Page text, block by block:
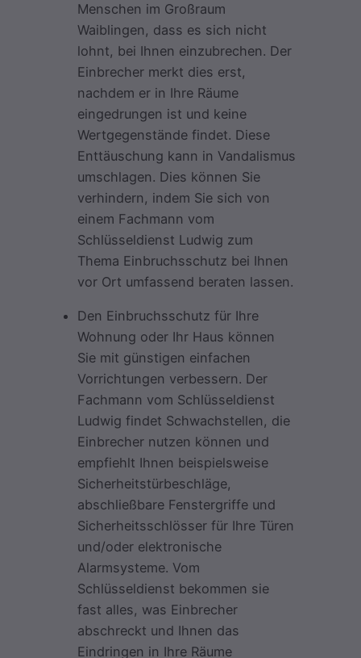
Menschen im Großraum
Waiblingen, dass es sich nicht
lohnt, bei Ihnen einzubrechen. Der
Einbrecher merkt dies erst,
nachdem er in Ihre Räume
eingedrungen ist und keine
Wertgegenstände findet. Diese
Enttäuschung kann in Vandalismus
umschlagen. Dies können Sie
verhindern, indem Sie sich von
einem Fachmann vom
Schlüsseldienst Ludwig zum
Thema Einbruchsschutz bei Ihnen
vor Ort umfassend beraten lassen.
Den Einbruchsschutz für Ihre
Wohnung oder Ihr Haus können
Sie mit günstigen einfachen
Vorrichtungen verbessern. Der
Fachmann vom Schlüsseldienst
Ludwig findet Schwachstellen, die
Einbrecher nutzen können und
empfiehlt Ihnen beispielsweise
Sicherheitstürbeschläge,
abschließbare Fenstergriffe und
Sicherheitsschlösser für Ihre Türen
und/oder elektronische
Alarmsysteme. Vom
Schlüsseldienst bekommen sie
fast alles, was Einbrecher
abschreckt und Ihnen das
Eindringen in Ihre Räume